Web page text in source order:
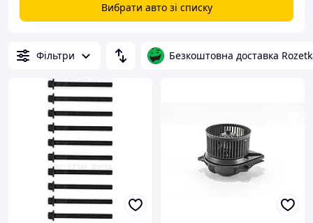
Вибрати авто зі списку
Фільтри Безкоштовна доставка